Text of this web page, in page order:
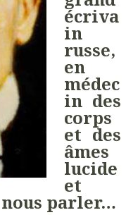
écriva
in
russe,
en
médec
in des
corps
et des
âmes
lucide
et
parler…